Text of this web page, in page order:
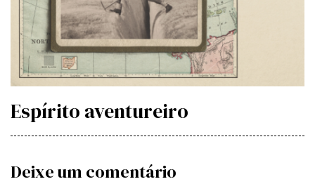
Espírito aventureiro
Deixe um comentário